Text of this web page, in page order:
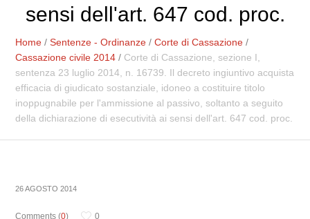
sensi dell'art. 647 cod. proc.
Home /Sentenze - Ordinanze /Corte di Cassazione /
Cassazione civile 2014 / Corte di Cassazione, sezione I,
sentenza 23 luglio 2014, n. 16739. Il decreto ingiuntivo acquista
efficacia di giudicato sostanziale, idoneo a costituire titolo
inoppugnabile per l'ammissione al passivo, soltanto a seguito
della dichiarazione di esecutività ai sensi dell'art. 647 cod. proc.
26 AGOSTO 2014
Comments (0)
0